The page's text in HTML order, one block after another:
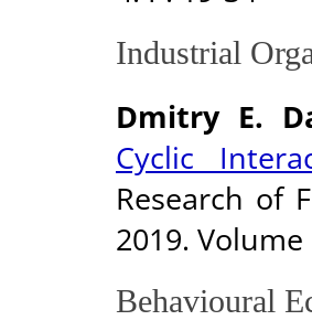
Industrial
Dmitry E.
Cyclic
Research of
2019.
Behavioural